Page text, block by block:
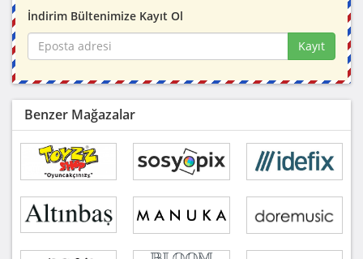
İndirim Bültenimize Kayıt Ol
Kayıt
Benzer Mağazalar